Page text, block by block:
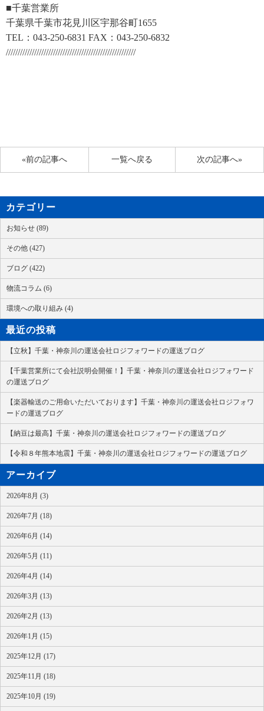
■千葉営業所
千葉県千葉市花見川区宇那谷町1655
TEL：043-250-6831 FAX：043-250-6832
///////////////////////////////////////////////////////
«前の記事へ 次の記事へ»
一覧へ戻る
カテゴリー
お知らせ (89)
その他 (427)
ブログ (422)
物流コラム (6)
環境への取り組み (4)
最近の投稿
【立秋】千葉・神奈川の運送会社ロジフォワードの運送ブログ
【千葉営業所にて会社説明会開催！】千葉・神奈川の運送会社ロジフォワード
の運送ブログ
【楽器輸送のご用命いただいております】千葉・神奈川の運送会社ロジフォワ
ードの運送ブログ
【納豆は最高】千葉・神奈川の運送会社ロジフォワードの運送ブログ
【令和８年熊本地震】千葉・神奈川の運送会社ロジフォワードの運送ブログ
アーカイブ
2026年8月 (3)
2026年7月 (18)
2026年6月 (14)
2026年5月 (11)
2026年4月 (14)
2026年3月 (13)
2026年2月 (13)
2026年1月 (15)
2025年12月 (17)
2025年11月 (18)
2025年10月 (19)